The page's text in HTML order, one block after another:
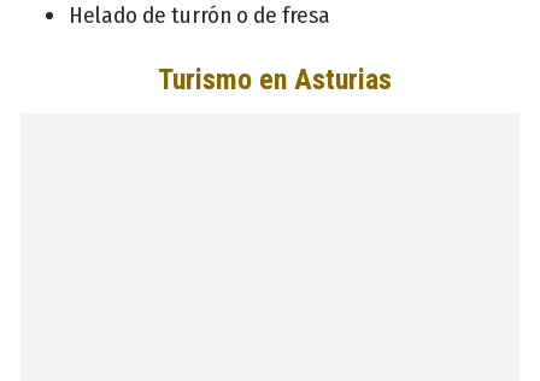
Helado de turrón o de fresa